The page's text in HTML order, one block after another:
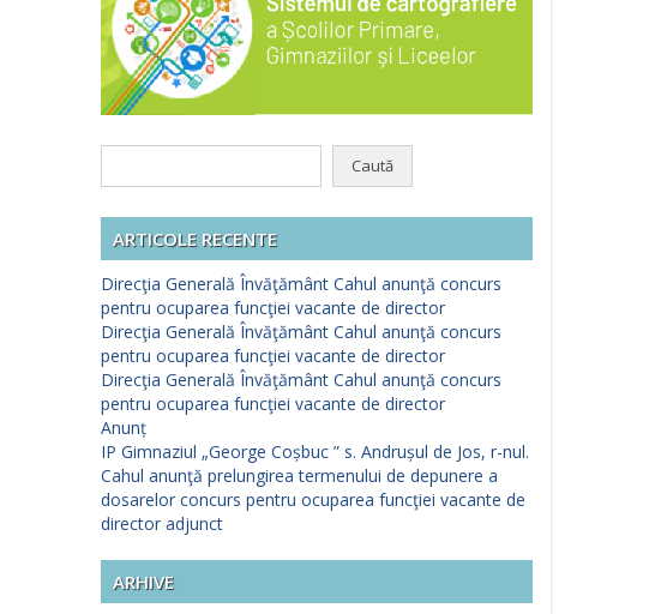
ARTICOLE RECENTE
Direcţia Generală Învăţământ Cahul anunţă concurs
pentru ocuparea funcţiei vacante de director
Direcţia Generală Învăţământ Cahul anunţă concurs
pentru ocuparea funcţiei vacante de director
Direcţia Generală Învăţământ Cahul anunţă concurs
pentru ocuparea funcţiei vacante de director
Anunț
IP Gimnaziul „George Coșbuc ” s. Andrușul de Jos, r-nul.
Cahul anunţă prelungirea termenului de depunere a
dosarelor concurs pentru ocuparea funcţiei vacante de
director adjunct
ARHIVE